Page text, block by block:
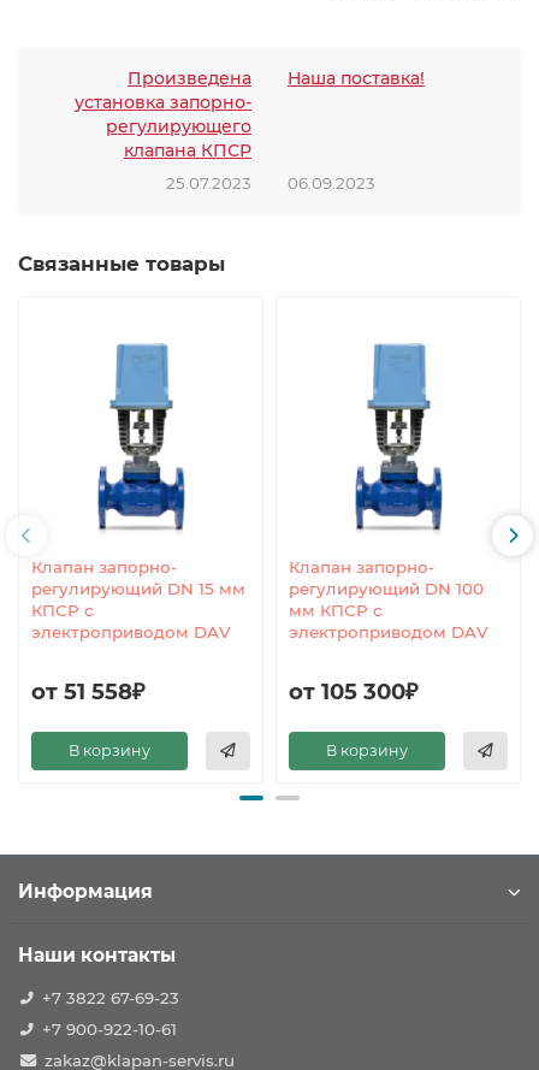
Произведена
установка запорно-
регулирующего
клапана КПСР
25.07.2023
Наша поставка!
06.09.2023
Связанные товары
Клапан запорно-
регулирующий DN 15 мм
КПСР с
электроприводом DAV
от 51 558₽
В корзину
Клапан запорно-
регулирующий DN 100
мм КПСР с
электроприводом DAV
от 105 300₽
В корзину
Информация
Наши контакты
+7 3822 67-69-23
+7 900-922-10-61
zakaz@klapan-servis.ru